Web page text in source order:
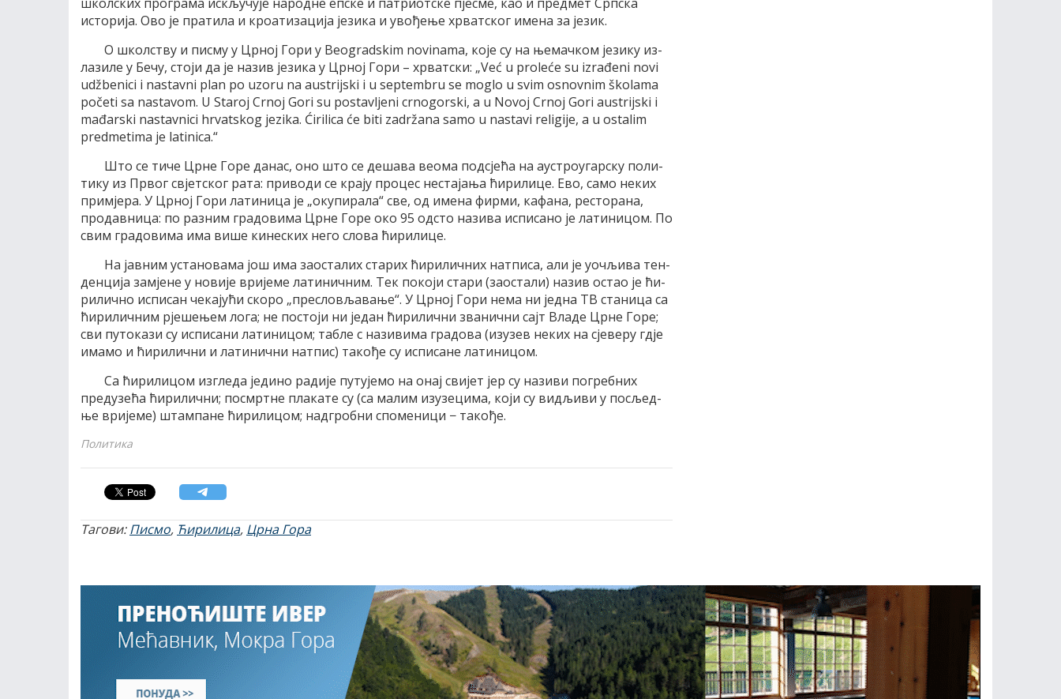
исто­ри­ја. Ово је пра­ти­ла и кро­а­ти­за­ци­ја је­зи­ка и уво­ђе­ње хр­ват­ског име­на за је­зик.
О школ­ству и пи­сму у Цр­ној Го­ри у Be­o­grad­skim no­vi­na­ma, ко­је су на ње­мач­ком је­зи­ку из­
ла­зи­ле у Бе­чу, сто­ји да је на­зив је­зи­ка у Цр­ној Го­ри – хр­ват­ски: „Već u pro­le­će su iz­ra­đe­ni no­vi
udž­be­ni­ci i na­stav­ni plan po uzo­ru na austrij­ski i u sep­tem­bru se mo­glo u svim osnov­nim ško­la­ma
po­če­ti sa na­sta­vom. U Sta­roj Cr­noj Go­ri su po­sta­vlje­ni cr­no­gor­ski, a u No­voj Cr­noj Go­ri austrij­ski i
ma­đar­ski na­stav­ni­ci hr­vat­skog je­zi­ka. Ći­ri­li­ca će bi­ti za­dr­ža­na sa­mo u na­sta­vi re­li­gi­je, a u osta­lim
pred­me­ti­ma je la­ti­ni­ca.“
Што се ти­че Цр­не Го­ре да­нас, оно што се де­ша­ва ве­о­ма под­сје­ћа на аустро­у­гар­ску по­ли­
ти­ку из Пр­вог свјет­ског ра­та: при­во­ди се кра­ју про­цес не­ста­ја­ња ћи­ри­ли­це. Ево, са­мо не­ких
при­мје­ра. У Цр­ној Го­ри ла­ти­ни­ца је „оку­пи­ра­ла“ све, од име­на фир­ми, ка­фа­на, ре­сто­ра­на,
про­дав­ни­ца: по ра­зним гра­до­ви­ма Цр­не Го­ре око 95 од­сто на­зи­ва ис­пи­са­но је ла­ти­ни­цом. По
свим гра­до­ви­ма има ви­ше ки­не­ских не­го сло­ва ћи­ри­ли­це.
На јав­ним уста­но­ва­ма још има за­о­ста­лих ста­рих ћи­ри­лич­них нат­пи­са, али је уоч­љи­ва тен­
ден­ци­ја за­мје­не у но­ви­је ври­је­ме ла­ти­нич­ним. Тек по­ко­ји ста­ри (за­о­ста­ли) на­зив остао је ћи­
ри­лич­но ис­пи­сан че­ка­ју­ћи ско­ро „пре­сло­вља­ва­ње“. У Цр­ној Го­ри не­ма ни јед­на ТВ ста­ни­ца са
ћи­ри­лич­ним рје­ше­њем ло­га; не по­сто­ји ни је­дан ћи­ри­лич­ни зва­нич­ни сајт Вла­де Цр­не Го­ре;
сви пу­то­ка­зи су ис­пи­са­ни ла­ти­ни­цом; та­бле с на­зи­ви­ма гра­до­ва (из­у­зев не­ких на сје­ве­ру гдје
има­мо и ћи­ри­лич­ни и ла­ти­нич­ни нат­пис) та­ко­ђе су ис­пи­са­не ла­ти­ни­цом.
Са ћи­ри­ли­цом из­гле­да је­ди­но ра­ди­је пу­ту­је­мо на онај сви­јет јер су на­зи­ви по­греб­них
пред­у­зе­ћа ћи­ри­лич­ни; по­смрт­не пла­ка­те су (са ма­лим из­у­зе­ци­ма, ко­ји су ви­дљи­ви у по­сљед­
ње ври­је­ме) штам­па­не ћи­ри­ли­цом; над­гроб­ни спо­ме­ни­ци − та­ко­ђе.
Политика
Тагови:Писмо, Ћирилица, Црна Гора